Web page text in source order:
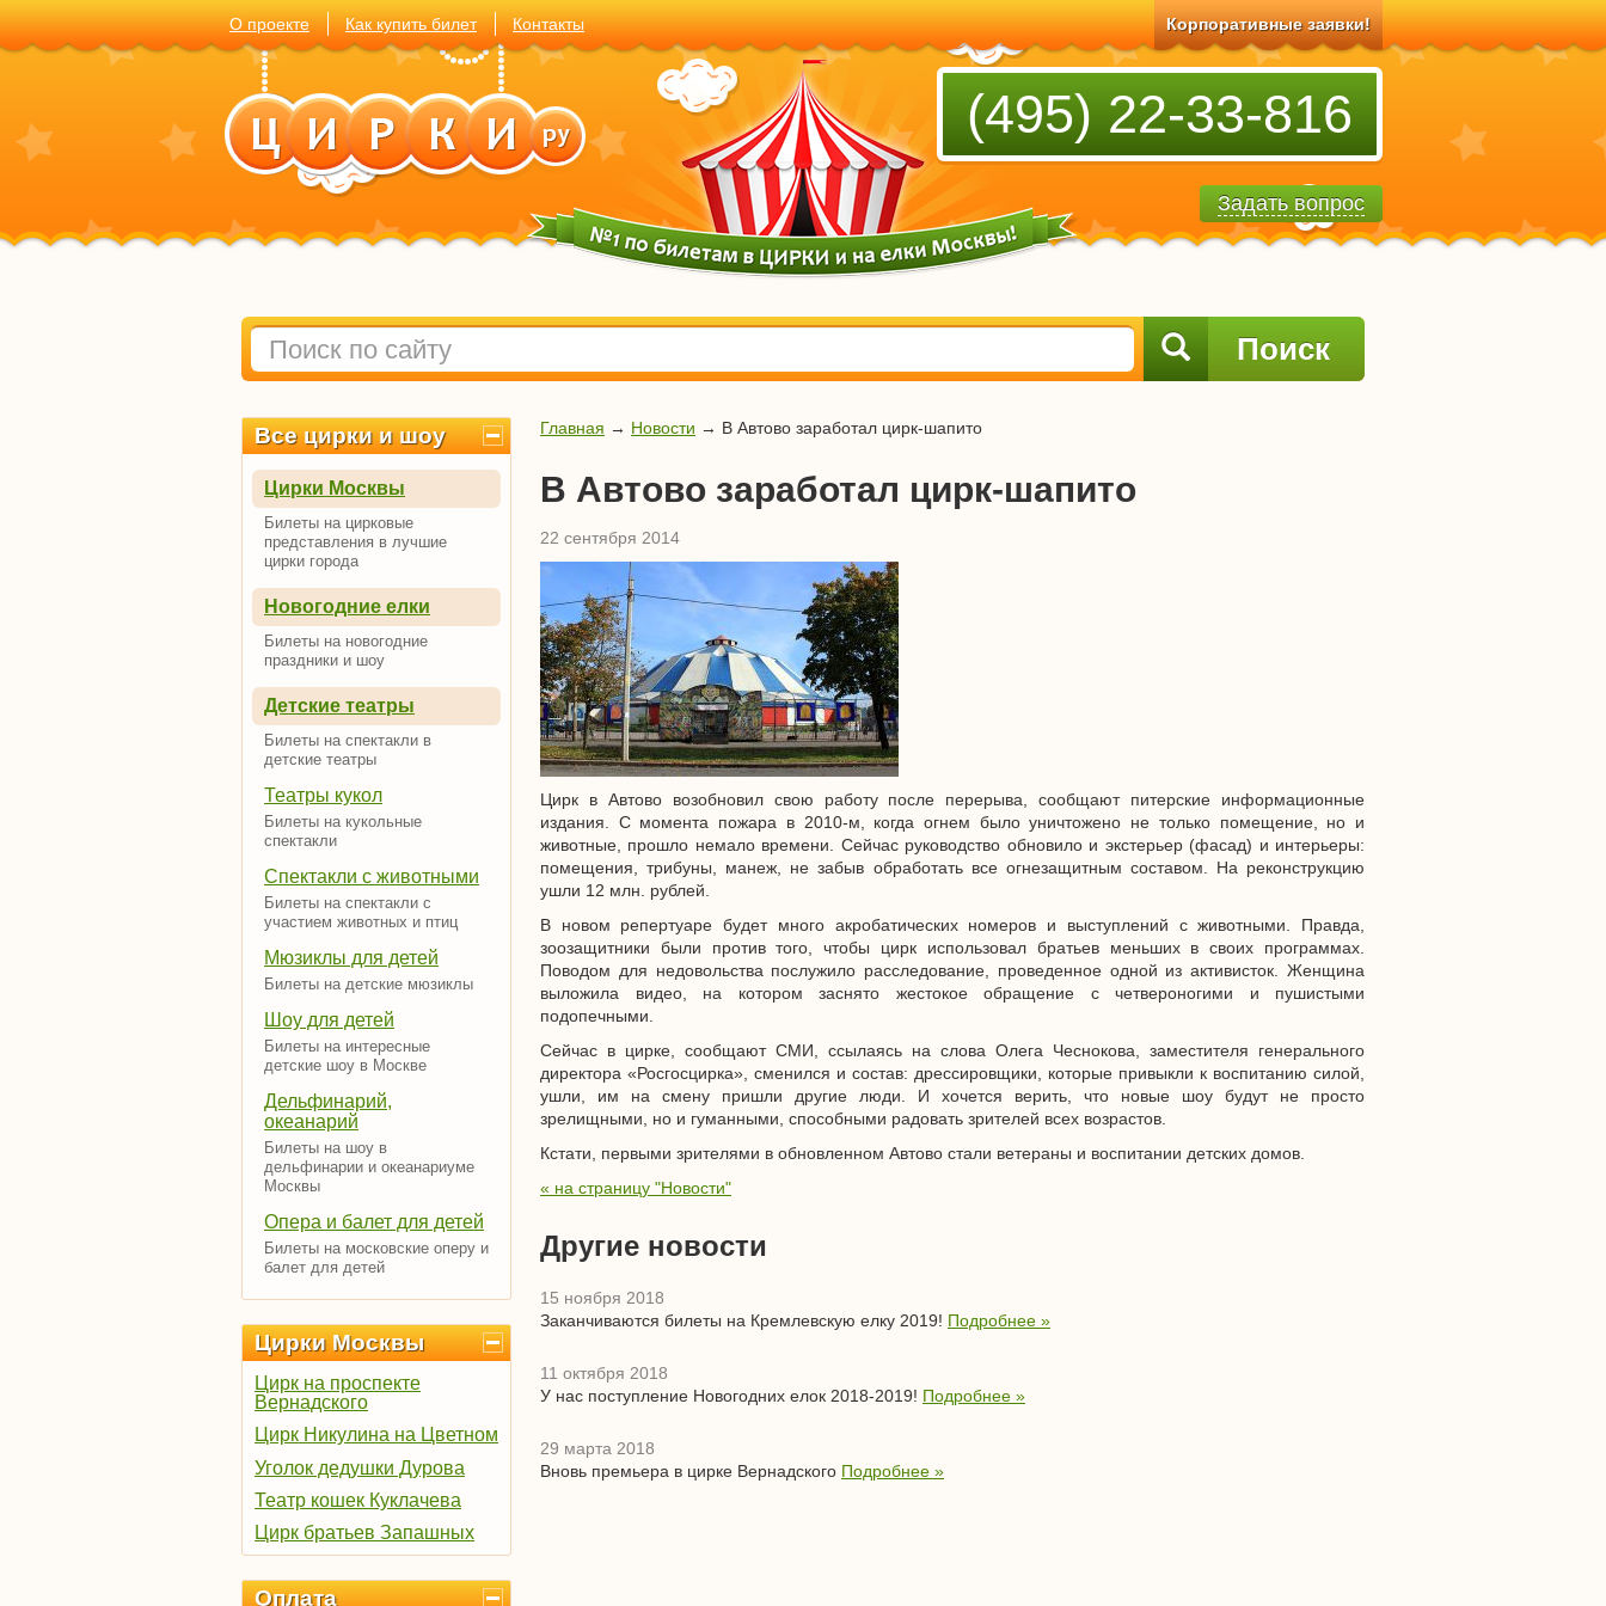
О проекте Как купить билет Контакты Корпоративные заявки!
(495) 22-33-816
Задать вопрос
Поиск
Все цирки и шоу
Цирки Москвы
Билеты на цирковые
представления в лучшие
цирки города
Новогодние елки
Билеты на новогодние
праздники и шоу
Детские театры
Билеты на спектакли в
детские театры
Театры кукол
Билеты на кукольные
спектакли
Спектакли с животными
Билеты на спектакли с
участием животных и птиц
Мюзиклы для детей
Билеты на детские мюзиклы
Шоу для детей
Билеты на интересные
детские шоу в Москве
Дельфинарий,
океанарий
Билеты на шоу в
дельфинарии и океанариуме
Москвы
Опера и балет для детей
Билеты на московские оперу и
балет для детей
Цирки Москвы
Цирк на проспекте
Вернадского
Цирк Никулина на Цветном
Уголок дедушки Дурова
Театр кошек Куклачева
Цирк братьев Запашных
Оплата
Главная → Новости → В Автово заработал цирк-шапито
В Автово заработал цирк-шапито
22 сентября 2014
Цирк в Автово возобновил свою работу после перерыва, сообщают питерские информационные
издания. С момента пожара в 2010-м, когда огнем было уничтожено не только помещение, но и
животные, прошло немало времени. Сейчас руководство обновило и экстерьер (фасад) и интерьеры:
помещения, трибуны, манеж, не забыв обработать все огнезащитным составом. На реконструкцию
ушли 12 млн. рублей.
В новом репертуаре будет много акробатических номеров и выступлений с животными. Правда,
зоозащитники были против того, чтобы цирк использовал братьев меньших в своих программах.
Поводом для недовольства послужило расследование, проведенное одной из активисток. Женщина
выложила видео, на котором заснято жестокое обращение с четвероногими и пушистыми
подопечными.
Сейчас в цирке, сообщают СМИ, ссылаясь на слова Олега Чеснокова, заместителя генерального
директора «Росгосцирка», сменился и состав: дрессировщики, которые привыкли к воспитанию силой,
ушли, им на смену пришли другие люди. И хочется верить, что новые шоу будут не просто
зрелищными, но и гуманными, способными радовать зрителей всех возрастов.
Кстати, первыми зрителями в обновленном Автово стали ветераны и воспитании детских домов.
« на страницу "Новости"
Другие новости
15 ноября 2018
Заканчиваются билеты на Кремлевскую елку 2019! Подробнее »
11 октября 2018
У нас поступление Новогодних елок 2018-2019! Подробнее »
29 марта 2018
Вновь премьера в цирке Вернадского Подробнее »